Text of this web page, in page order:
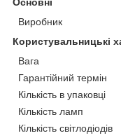
Виробник
Користувальницькі
Вага
Гарантійний термін
Кількість в упаковці
Кількість ламп
Кількість світлодіодів